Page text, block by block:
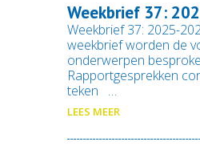
Weekbrief 37:
Weekbrief 37: 2025-
weekbrief worden de
onderwerpen
Rapportgesprekken
teken …
LEES MEER